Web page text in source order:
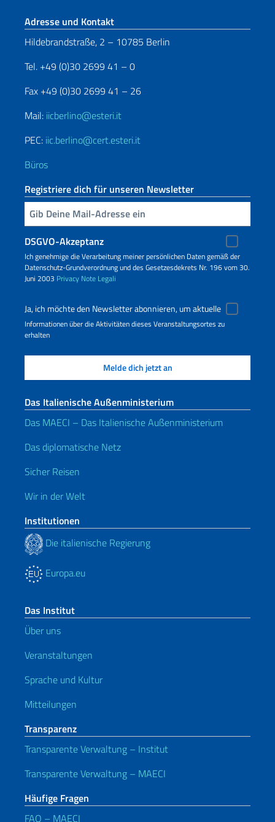
Fußbereich
Adresse und Kontakt
Hildebrandstraße, 2 – 10785 Berlin
Tel. +49 (0)30 2699 41 – 0
Fax +49 (0)30 2699 41 – 26
Mail: iicberlino@esteri.it
PEC: iic.berlino@cert.esteri.it
Büros
Registriere dich für unseren Newsletter
Geben Sie Ihre E-Mail ein
DSGVO-Akzeptanz
Ich genehmige die Verarbeitung meiner persönlichen Daten gemäß der
Datenschutz-Grundverordnung und des Gesetzesdekrets Nr. 196 vom 30.
Juni 2003 Privacy Note Legali
Ja, ich möchte den Newsletter abonnieren, um aktuelle
Informationen über die Aktivitäten dieses Veranstaltungsortes zu
erhalten
Das Italienische Außenministerium
Das MAECI – Das Italienische Außenministerium
Das diplomatische Netz
Sicher Reisen
Wir in der Welt
Institutionen
Die italienische Regierung
Europa.eu
Das Institut
Über uns
Veranstaltungen
Sprache und Kultur
Mitteilungen
Transparenz
Transparente Verwaltung – Institut
Transparente Verwaltung – MAECI
Häufige Fragen
FAQ – MAECI